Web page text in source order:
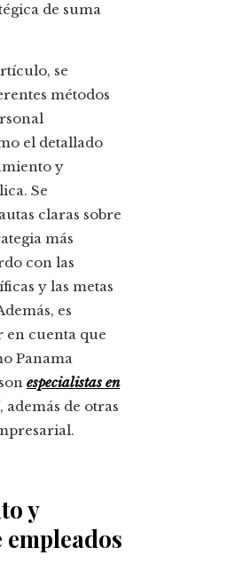
de suma
se
métodos
el detallado
y
Se
claras sobre
más
con las
y las metas
es
cuenta que
Panama
especialistas en
, además de otras
y
empleados